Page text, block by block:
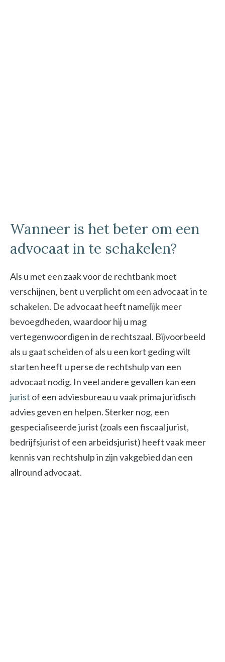
Wanneer is het beter om een
advocaat in te schakelen?
Als u met een zaak voor de rechtbank moet
verschijnen, bent u verplicht om een advocaat in te
schakelen. De advocaat heeft namelijk meer
bevoegdheden, waardoor hij u mag
vertegenwoordigen in de rechtszaal. Bijvoorbeeld
als u gaat scheiden of als u een kort geding wilt
starten heeft u perse de rechtshulp van een
advocaat nodig. In veel andere gevallen kan een
jurist of een adviesbureau u vaak prima juridisch
advies geven en helpen. Sterker nog, een
gespecialiseerde jurist (zoals een fiscaal jurist,
bedrijfsjurist of een arbeidsjurist) heeft vaak meer
kennis van rechtshulp in zijn vakgebied dan een
allround advocaat.